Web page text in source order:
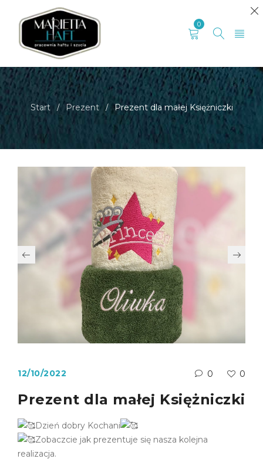
0
Start / Prezent / Prezent dla małej Księżniczki
12/10/2022 0 0
Prezent dla małej Księżniczki
Dzień dobry Kochani
Zobaczcie jak prezentuje się nasza kolejna
realizacja.